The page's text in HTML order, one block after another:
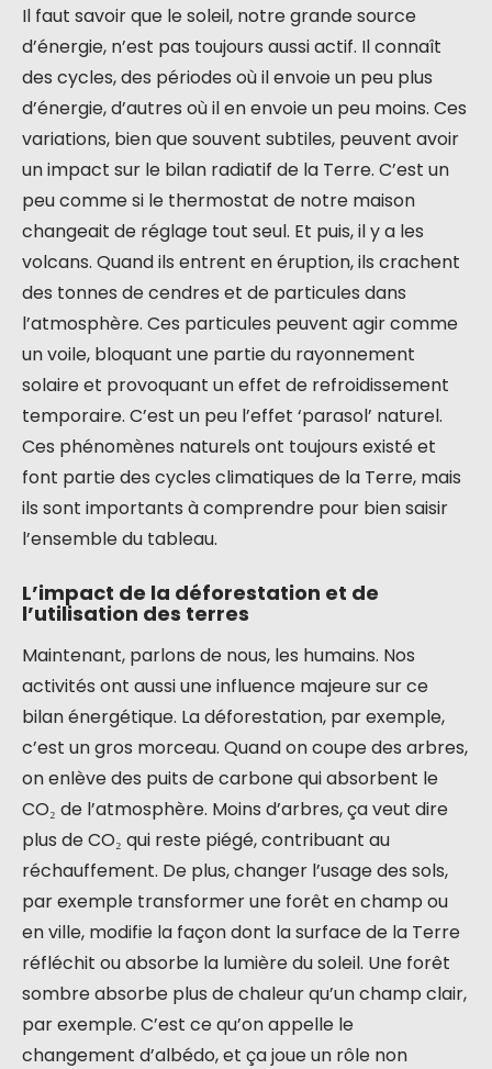
Il faut savoir que le soleil, notre grande source
d’énergie, n’est pas toujours aussi actif. Il connaît
des cycles, des périodes où il envoie un peu plus
d’énergie, d’autres où il en envoie un peu moins. Ces
variations, bien que souvent subtiles, peuvent avoir
un impact sur le bilan radiatif de la Terre. C’est un
peu comme si le thermostat de notre maison
changeait de réglage tout seul. Et puis, il y a les
volcans. Quand ils entrent en éruption, ils crachent
des tonnes de cendres et de particules dans
l’atmosphère. Ces particules peuvent agir comme
un voile, bloquant une partie du rayonnement
solaire et provoquant un effet de refroidissement
temporaire. C’est un peu l’effet ‘parasol’ naturel.
Ces phénomènes naturels ont toujours existé et
font partie des cycles climatiques de la Terre, mais
ils sont importants à comprendre pour bien saisir
l’ensemble du tableau.
L’impact de la déforestation et de
l’utilisation des terres
Maintenant, parlons de nous, les humains. Nos
activités ont aussi une influence majeure sur ce
bilan énergétique. La déforestation, par exemple,
c’est un gros morceau. Quand on coupe des arbres,
on enlève des puits de carbone qui absorbent le
CO₂ de l’atmosphère. Moins d’arbres, ça veut dire
plus de CO₂ qui reste piégé, contribuant au
réchauffement. De plus, changer l’usage des sols,
par exemple transformer une forêt en champ ou
en ville, modifie la façon dont la surface de la Terre
réfléchit ou absorbe la lumière du soleil. Une forêt
sombre absorbe plus de chaleur qu’un champ clair,
par exemple. C’est ce qu’on appelle le
changement d’albédo, et ça joue un rôle non